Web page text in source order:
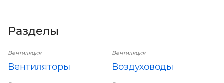
Разделы
Вентиляция
Вентиляторы
Вентиляция
Воздуховоды